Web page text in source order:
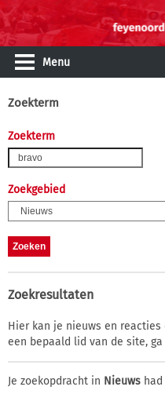
Menu
Zoekterm
Zoekterm
Zoekgebied
Zoekresultaten
Hier kan je nieuws en reacties
een bepaald lid van de site,
Je zoekopdracht in Nieuws had